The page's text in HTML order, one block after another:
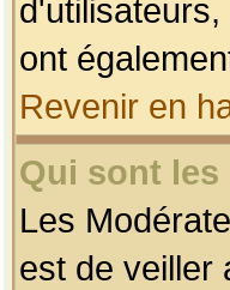
ont
Revenir en
Qui sont les
Les
est de veiller